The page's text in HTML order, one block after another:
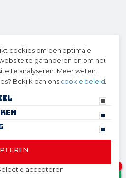
KPS Delft
voorwaarden
met Troublefree Smart Stone
cookies om een optimale
te garanderen en om het
te analyseren. Meer weten
Bekijk dan ons cookie beleid
accepteren